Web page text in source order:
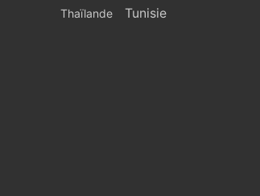
Thaïlande Tunisie